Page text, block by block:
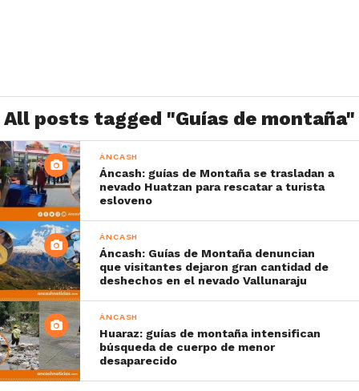
All posts tagged "Guías de montaña"
ÁNCASH
Áncash: guías de Montaña se trasladan a
nevado Huatzan para rescatar a turista
esloveno
ÁNCASH
Áncash: Guías de Montaña denuncian
que visitantes dejaron gran cantidad de
deshechos en el nevado Vallunaraju
ÁNCASH
Huaraz: guías de montaña intensifican
búsqueda de cuerpo de menor
desaparecido